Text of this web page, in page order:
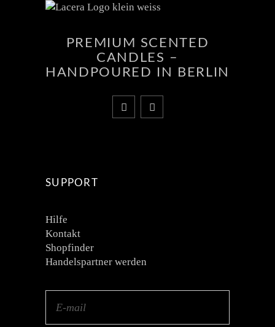
PREMIUM SCENTED
CANDLES –
HANDPOURED IN BERLIN
SUPPORT
Hilfe
Kontakt
Shopfinder
Handelspartner werden